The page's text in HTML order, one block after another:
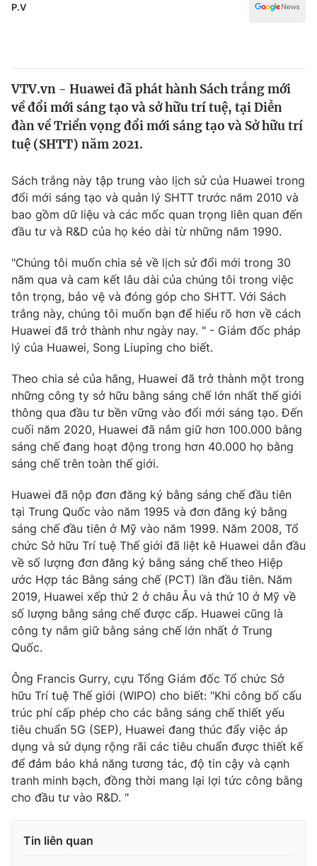
Thế giới
Tin tức
Thế giới đó đây
Kinh tế
Tài chính
Thị trường
Góc doanh nghiệp
Truyền hình
Phim VTV
Hậu trường
Nhân vật
Khán giả
Giải sao mai
Điện ảnh
Âm nhạc
Sao
Đời sống
Du lịch
Làm đẹp
Chất lượng cuộc sống
Giáo dục
Tuyển sinh
Học trực tuyến
Công nghệ
Hitech Công nghệ tương lai
Sản phẩm
Thị trường
Giao lưu trực tuyến
Lịch phát sóng
Chuyên mục khác
Emagazine Podcast
Photo Infographic
Video Shorts video
VTV Money
VTV Sức khoẻ Bất động sản
Thị trường 24h Tấm lòng Việt
VTV4 Vươn mình bằng AI
P.V
VTV.vn - Huawei đã phát hành Sách trắng mới
về đổi mới sáng tạo và sở hữu trí tuệ, tại Diễn
đàn về Triển vọng đổi mới sáng tạo và Sở hữu trí
tuệ (SHTT) năm 2021.
Sách trắng này tập trung vào lịch sử của Huawei trong
đổi mới sáng tạo và quản lý SHTT trước năm 2010 và
bao gồm dữ liệu và các mốc quan trọng liên quan đến
đầu tư và R&D của họ kéo dài từ những năm 1990.
"Chúng tôi muốn chia sẻ về lịch sử đổi mới trong 30
năm qua và cam kết lâu dài của chúng tôi trong việc
tôn trọng, bảo vệ và đóng góp cho SHTT. Với Sách
trắng này, chúng tôi muốn bạn để hiểu rõ hơn về cách
Huawei đã trở thành như ngày nay. " - Giám đốc pháp
lý của Huawei, Song Liuping cho biết.
Theo chia sẻ của hãng, Huawei đã trở thành một trong
những công ty sở hữu bằng sáng chế lớn nhất thế giới
thông qua đầu tư bền vững vào đổi mới sáng tạo. Đến
cuối năm 2020, Huawei đã nắm giữ hơn 100.000 bằng
sáng chế đang hoạt động trong hơn 40.000 họ bằng
sáng chế trên toàn thế giới.
Huawei đã nộp đơn đăng ký bằng sáng chế đầu tiên
tại Trung Quốc vào năm 1995 và đơn đăng ký bằng
sáng chế đầu tiên ở Mỹ vào năm 1999. Năm 2008, Tổ
chức Sở hữu Trí tuệ Thế giới đã liệt kê Huawei dẫn đầu
về số lượng đơn đăng ký bằng sáng chế theo Hiệp
ước Hợp tác Bằng sáng chế (PCT) lần đầu tiên. Năm
2019, Huawei xếp thứ 2 ở châu Âu và thứ 10 ở Mỹ về
số lượng bằng sáng chế được cấp. Huawei cũng là
công ty nắm giữ bằng sáng chế lớn nhất ở Trung
Quốc.
Ông Francis Gurry, cựu Tổng Giám đốc Tổ chức Sở
hữu Trí tuệ Thế giới (WIPO) cho biết: "Khi công bố cấu
trúc phí cấp phép cho các bằng sáng chế thiết yếu
tiêu chuẩn 5G (SEP), Huawei đang thúc đẩy việc áp
dụng và sử dụng rộng rãi các tiêu chuẩn được thiết kế
để đảm bảo khả năng tương tác, độ tin cậy và cạnh
tranh minh bạch, đồng thời mang lại lợi tức công bằng
cho đầu tư vào R&D. "
Tin liên quan